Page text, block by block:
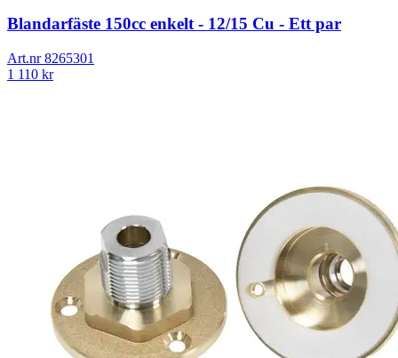
Blandarfäste 150cc enkelt - 12/15 Cu - Ett par
Art.nr8265301
1 110 kr